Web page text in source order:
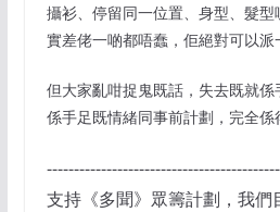
攝衫、停留同一位置、身型、髮
實差佬一啲都唔蠢，佢絕對可以派
但大家亂咁捉鬼既話，失去既就
係手足既情緒同事前計劃，完全係
支持《多聞》眾籌計劃，我們